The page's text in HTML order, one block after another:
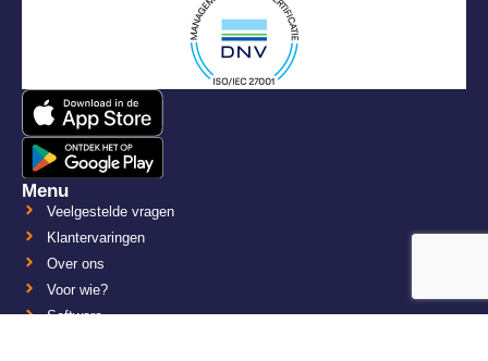
Menu
Veelgestelde vragen
Klantervaringen
Over ons
Voor wie?
Software